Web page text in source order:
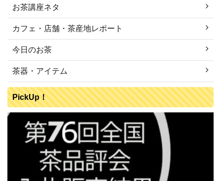
お茶講座ネタ
カフェ・店舗・茶産地レポート
今日のお茶
茶器・アイテム
PickUp！